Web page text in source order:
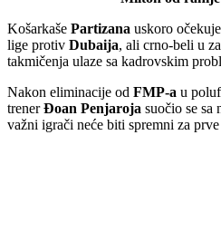
Košarkaše Partizana uskoro
lige protiv Dubaija, ali crno-beli u
takmičenja ulaze sa kadrovskim
Nakon eliminacije od FMP-a u
trenerĐoan Penjaroja suočio se sa
važni igrači neće biti spremni za